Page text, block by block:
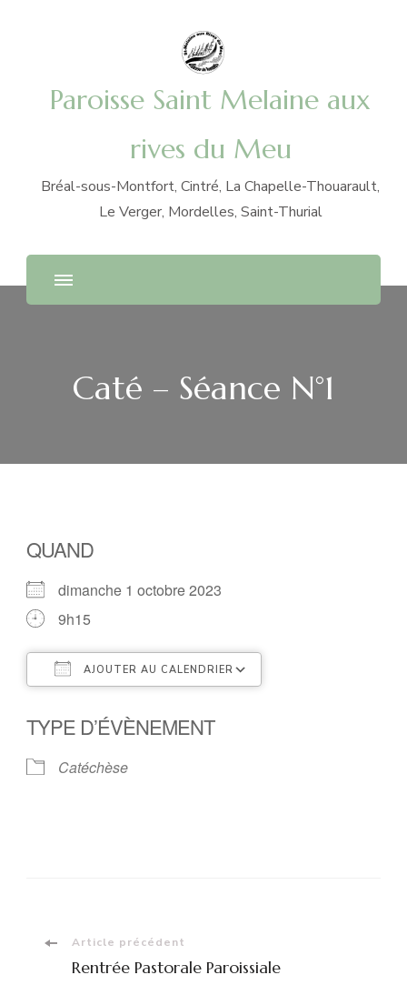
Paroisse Saint Melaine aux
rives du Meu
Bréal-sous-Montfort, Cintré, La Chapelle-Thouarault,
Le Verger, Mordelles, Saint-Thurial
Caté – Séance N°1
QUAND
dimanche 1 octobre 2023
9h15
AJOUTER AU CALENDRIER
TYPE D’ÉVÈNEMENT
Catéchèse
Navigation
Article précédent
Rentrée Pastorale Paroissiale